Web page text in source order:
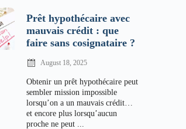
Prêt hypothécaire avec
mauvais crédit : que
faire sans cosignataire ?
August 18, 2025
Obtenir un prêt hypothécaire peut
sembler mission impossible
lorsqu’on a un mauvais crédit…
et encore plus lorsqu’aucun
proche ne peut ...